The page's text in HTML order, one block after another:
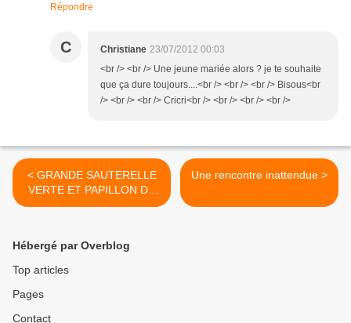
Répondre
C Christiane 23/07/2012 00:03
<br /> <br /> Une jeune mariée alors ? je te souhaite
que ça dure toujours....<br /> <br /> <br /> Bisous<br
/> <br /> <br /> Cricri<br /> <br /> <br /> <br />
< GRANDE SAUTERELLE
VERTE ET PAPILLON DE
NUIT
Une rencontre inattendue >
Hébergé par Overblog
Top articles
Pages
Contact